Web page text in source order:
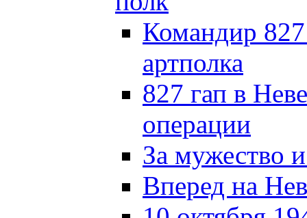
Командир 827
артполка
827 гап в
операции
За мужество
Вперед на